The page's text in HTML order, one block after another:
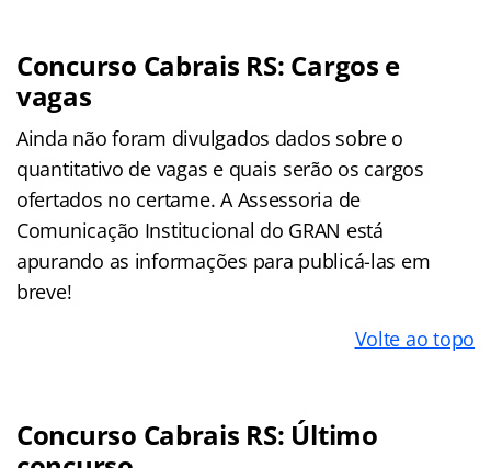
Concurso Cabrais RS: Cargos e
vagas
Ainda não foram divulgados dados sobre o
quantitativo de vagas e quais serão os cargos
ofertados no certame. A Assessoria de
Comunicação Institucional do GRAN está
apurando as informações para publicá-las em
breve!
Volte ao topo
Concurso Cabrais RS: Último